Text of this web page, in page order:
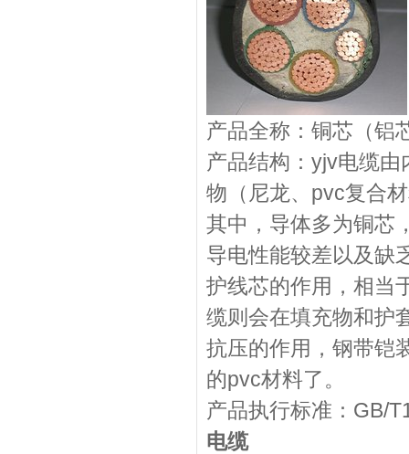
产品全称：铜芯（铝
产品结构：yjv电缆
物（尼龙、pvc复合
其中，导体多为铜芯
导电性能较差以及缺
护线芯的作用，相当
缆则会在填充物和护
抗压的作用，钢带铠
的pvc材料了。
产品执行标准：GB/
电缆